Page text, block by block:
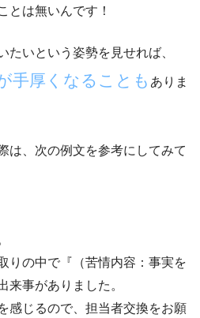
とは無いんです！
たいという姿勢を見せれば、
手厚くなることも ありま
は、次の例文を参考にしてみて
りの中で『（苦情内容：事実を
来事がありました。
感じるので、担当者交換をお願